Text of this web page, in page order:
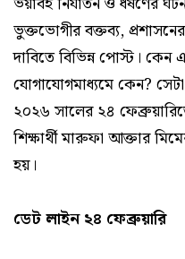
ভুক্তভোগীর বক্তব্য,
দাবিতে বিভিন্ন পোস্ট। কেন
যোগাযোগমাধ্যমে কেন?
২০২৬ সালের ২৪
শিক্ষার্থী মারুফা আক্তার
হয়।
ডেট লাইন ২৪ ফেব্রুয়ারি